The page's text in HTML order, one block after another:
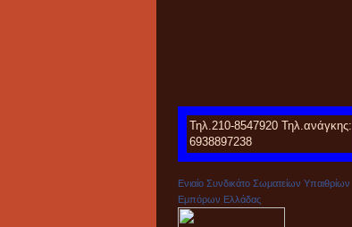
Τηλ.210-8547920 Τηλ.ανάγκης:
6938897238
Ενιαίο Συνδικάτο Σωματείων Υπαιθρίων
Εμπόρων Ελλάδας